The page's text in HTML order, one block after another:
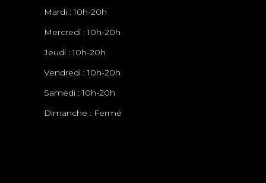
Mardi : 10h-20h
Mercredi : 10h-20h
Jeudi : 10h-20h
Vendredi : 10h-20h
Samedi : 10h-20h
Dimanche : Fermé